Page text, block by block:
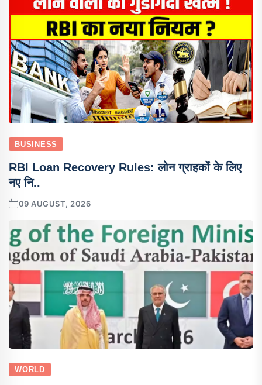
BUSINESS
RBI Loan Recovery Rules: लोन ग्राहकों के लिए
नए नि..
09 AUGUST, 2026
WORLD